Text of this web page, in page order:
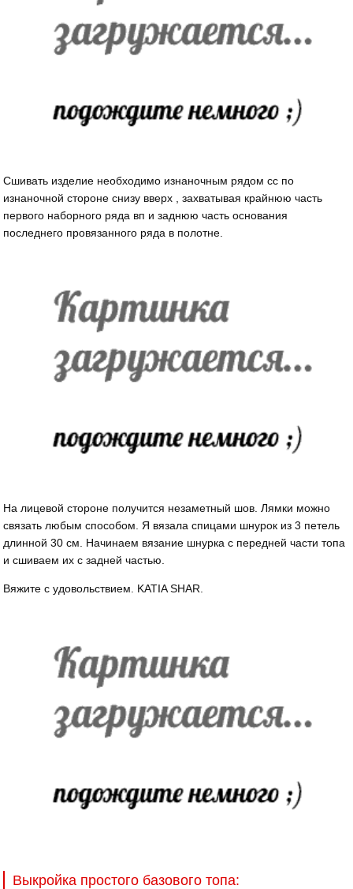
Сшивать изделие необходимо изнаночным рядом сс по
изнаночной стороне снизу вверх , захватывая крайнюю часть
первого наборного ряда вп и заднюю часть основания
последнего провязанного ряда в полотне.
На лицевой стороне получится незаметный шов. Лямки можно
связать любым способом. Я вязала спицами шнурок из 3 петель
длинной 30 см. Начинаем вязание шнурка с передней части топа
и сшиваем их с задней частью.
Вяжите с удовольствием. KATIA SHAR.
Выкройка простого базового топа: